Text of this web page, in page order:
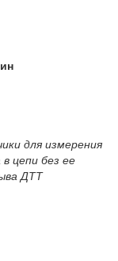
для измерения
цепи без ее
ДТТ